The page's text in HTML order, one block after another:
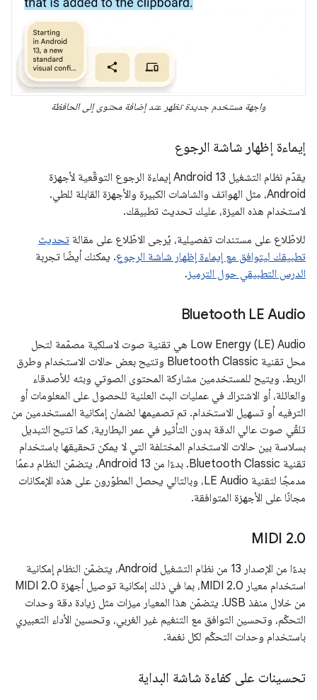
واجهة مستخدم جديدة تظهر عند إضافة محتوى إلى الحافظة
إيماءة إظهار شاشة الرجوع
يقدّم نظام التشغيل Android 13 إيماءة الرجوع التوقّعية لأجهزة
Android، مثل الهواتف والشاشات الكبيرة والأجهزة القابلة للطي.
لاستخدام هذه الميزة، عليك تحديث تطبيقك.
للاطّلاع على مستندات تفصيلية، يُرجى الاطّلاع على مقالة تحديث
تطبيقك ليتوافق مع إيماءة إظهار شاشة الرجوع. يمكنك أيضًا تجربة
الدرس التطبيقي حول الترميز.
Bluetooth LE Audio
‫Low Energy (LE) Audio هي تقنية صوت لاسلكية مصمّمة لتحل
محل تقنية Bluetooth Classic وتتيح بعض حالات الاستخدام وطرق
الربط. ويتيح للمستخدمين مشاركة المحتوى الصوتي وبثه للأصدقاء
والعائلة، أو الاشتراك في عمليات البث العلنية للحصول على المعلومات أو
الترفيه أو تسهيل الاستخدام. تم تصميمها لضمان إمكانية المستخدمين من
تلقّي صوت عالي الدقة بدون التأثير في عمر البطارية، كما تتيح التبديل
بسلاسة بين حالات الاستخدام المختلفة التي لا يمكن تحقيقها باستخدام
تقنية Bluetooth Classic. بدءًا من Android 13، يتضمّن النظام دعمًا
مدمجًا لتقنية LE Audio، وبالتالي يحصل المطوّرون على هذه الإمكانات
مجانًا على الأجهزة المتوافقة.
‫MIDI 2.0
بدءًا من الإصدار 13 من نظام التشغيل Android، يتضمّن النظام إمكانية
استخدام معيار MIDI 2.0، بما في ذلك إمكانية توصيل أجهزة MIDI 2.0
من خلال منفذ USB. يتضمّن هذا المعيار ميزات مثل زيادة دقة وحدات
التحكّم، وتحسين التوافق مع التنغيم غير الغربي، وتحسين الأداء التعبيري
باستخدام وحدات التحكّم لكل نغمة.
تحسينات على كفاءة شاشة البداية